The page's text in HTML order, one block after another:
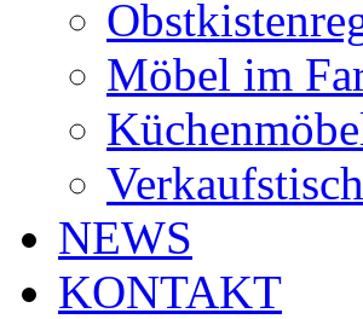
Möbel im
NEWS
KONTAKT